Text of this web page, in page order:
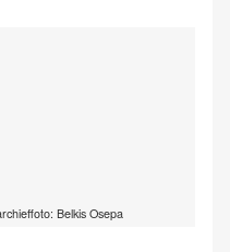
Belkis Osepa